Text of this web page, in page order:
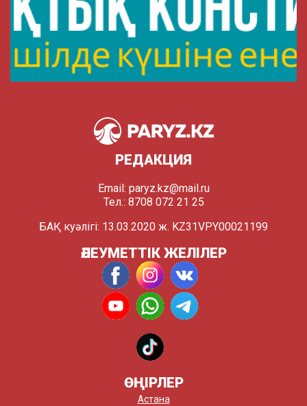
РЕДАКЦИЯ
Email: paryz.kz@mail.ru
Тел.: 8708 072 21 25
БАҚ куәлігі: 13.03.2020 ж. KZ31VPY00021199
ӘЛЕУМЕТТІК ЖЕЛІЛЕР
ӨҢІРЛЕР
Астана